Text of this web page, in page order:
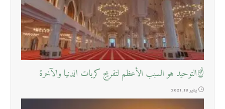
☝التوحيد هو السبب الأعظم لتفريج كربات الدنيا والآخرة
يناير 18, 2021